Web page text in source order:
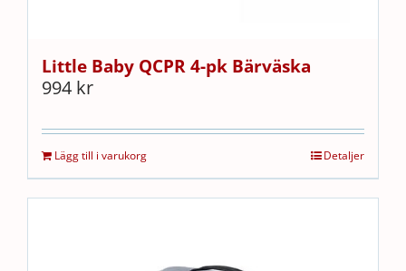
Little Baby QCPR 4-pk Bärväska
994 kr
Lägg till i varukorg Detaljer